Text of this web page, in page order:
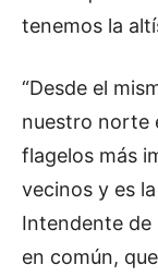
tenemos la
“Desde el
nuestro norte
flagelos más
vecinos y es
Intendente de
en común,